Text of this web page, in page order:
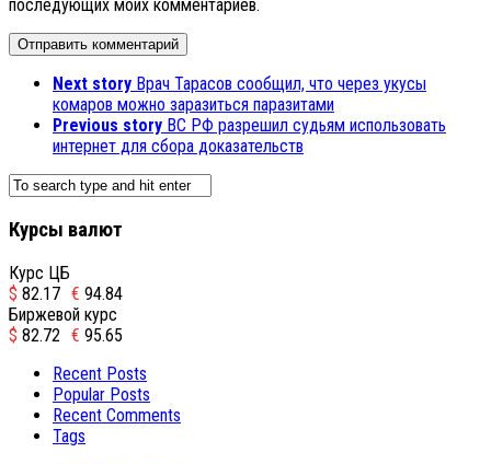
последующих моих комментариев.
Next story Врач Тарасов сообщил, что через укусы
комаров можно заразиться паразитами
Previous story ВС РФ разрешил судьям использовать
интернет для сбора доказательств
Курсы валют
Курс ЦБ
$ 82.17 € 94.84
Биржевой курс
$ 82.72 € 95.65
Recent Posts
Popular Posts
Recent Comments
Tags